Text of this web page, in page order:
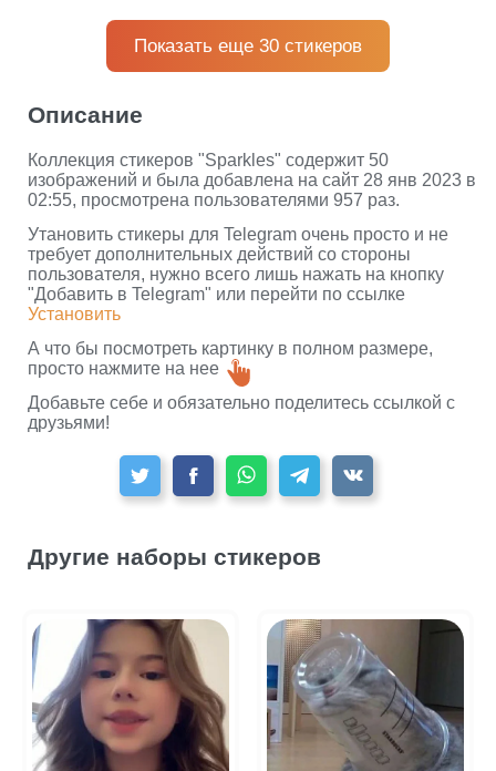
Показать еще 30 стикеров
Описание
Коллекция стикеров "Sparkles" содержит 50
изображений и была добавлена на сайт 28 янв 2023 в
02:55, просмотрена пользователями 957 раз.
Утановить стикеры для Telegram очень просто и не
требует дополнительных действий со стороны
пользователя, нужно всего лишь нажать на кнопку
"Добавить в Telegram" или перейти по ссылке
Установить
А что бы посмотреть картинку в полном размере,
просто нажмите на нее
Добавьте себе и обязательно поделитесь ссылкой с
друзьями!
Другие наборы стикеров